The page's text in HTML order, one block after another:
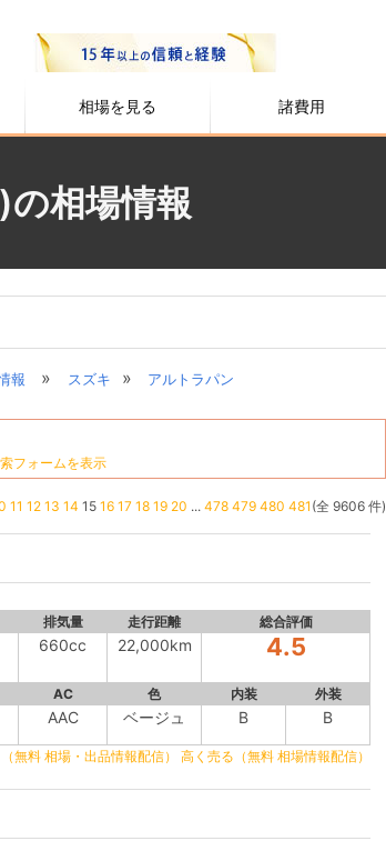
相場を見る 諸費用
相場情報
報 » スズキ » アルトラパン
フォームを表示
11 12 13 14 15 16 17 18 19 20 ... 478 479 480 481 (全 9606 件)
排気量 走行距離 総合評価
660cc 22,000km 4.5
AC 色 内装 外装
AAC ベージュ B B
無料 相場・出品情報配信） 高く売る（無料 相場情報配信）